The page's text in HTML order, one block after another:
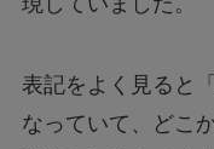
表記をよく見ると「
なっていて、どこ